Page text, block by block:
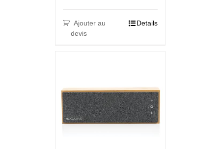
Ajouter au
devis
Details